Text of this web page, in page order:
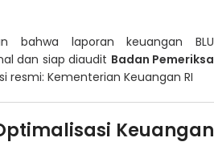
bahwa laporan keuangan BLU
dan siap diaudit Badan Pemeriksa
resmi: Kementerian Keuangan RI
Keuangan